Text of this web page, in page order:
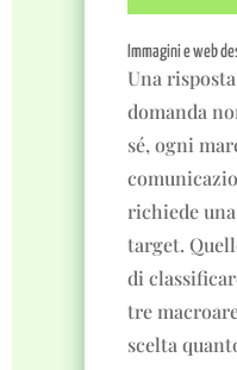
Immagini e web
Una
domanda
sé, ogni
richiede
target.
di
tre
scelta